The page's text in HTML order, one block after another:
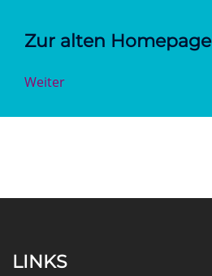
Zur alten Homepage
Weiter
LINKS